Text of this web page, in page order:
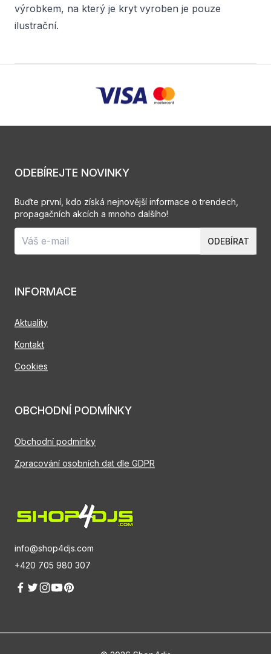
výrobkem, na který je kryt vyroben je pouze
ilustrační.
info@shop4djs.com
+420 705 980 307
INFORMACE
Aktuality
Kontakt
Cookies
OBCHODNÍ PODMÍNKY
Obchodní podmínky
Zpracování osobních dat dle GDPR
ODEBÍREJTE NOVINKY
Buďte první, kdo získá nejnovější informace o trendech,
propagačních akcích a mnoho dalšího!
ODEBÍRAT